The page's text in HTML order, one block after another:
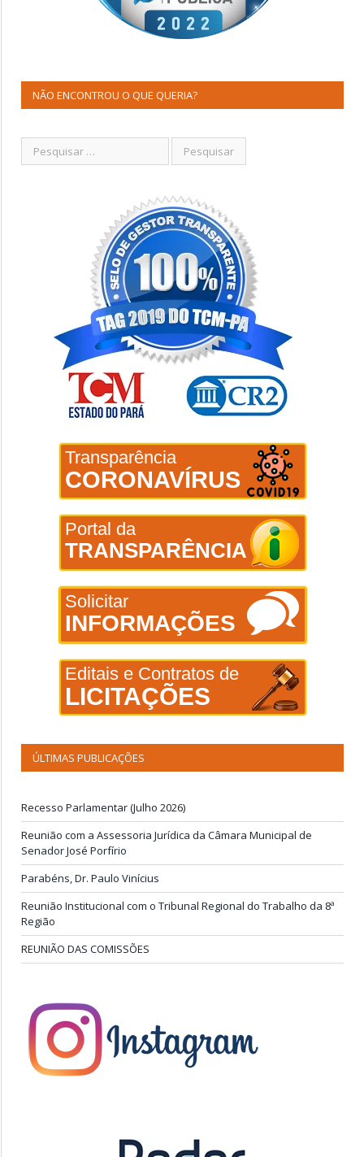
NÃO ENCONTROU O QUE QUERIA?
Transparência
CORONAVÍRUS
Portal da
TRANSPARÊNCIA
Solicitar
INFORMAÇÕES
Editais e Contratos de
LICITAÇÕES
ÚLTIMAS PUBLICAÇÕES
Recesso Parlamentar (Julho 2026)
Reunião com a Assessoria Jurídica da Câmara Municipal de
Senador José Porfírio
Parabéns, Dr. Paulo Vinícius
Reunião Institucional com o Tribunal Regional do Trabalho da 8ª
Região
REUNIÃO DAS COMISSÕES